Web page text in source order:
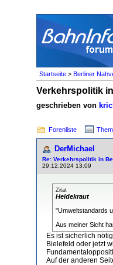
Startseite > Berliner
Verkehrspolitik
geschrieben von
Forenliste
DerMichael
Re: Verkehrspolitik in
29.12.2024 13:09
Zitat
Heidekraut
"Umweltstandards
Aus meiner Sicht
Es ist sicherlich
Bielefeld oder jetzt
Auf der anderen